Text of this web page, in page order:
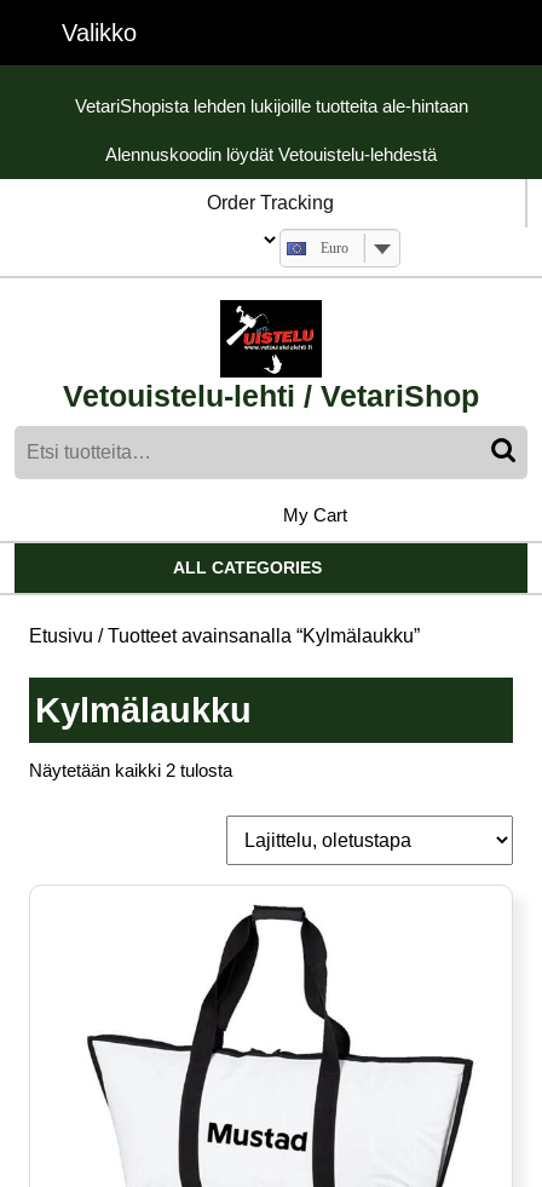
content
ValikkoValikko
VetariShopista lehden lukijoille tuotteita ale-hintaan
Alennuskoodin löydät Vetouistelu-lehdestä
Order Tracking
Euro
Vetouistelu-lehti / VetariShop
Account
My Cartshopping
cart
ALL CATEGORIES
Etusivu / Tuotteet avainsanalla “Kylmälaukku”
Kylmälaukku
Näytetään kaikki 2 tulosta